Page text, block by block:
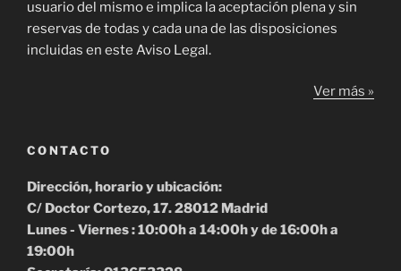
usuario del mismo e implica la aceptación plena y sin
reservas de todas y cada una de las disposiciones
incluidas en este Aviso Legal.
Ver más »
CONTACTO
Dirección, horario y ubicación:
C/ Doctor Cortezo, 17. 28012 Madrid
Lunes - Viernes : 10:00h a 14:00h y de 16:00h a
19:00h